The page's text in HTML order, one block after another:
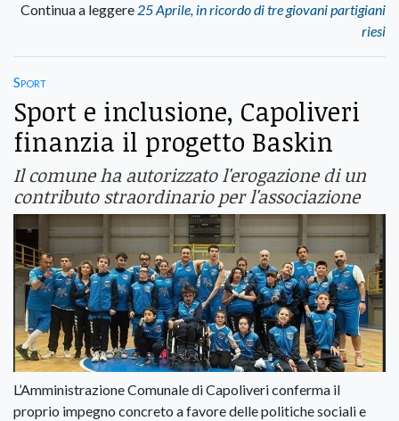
Continua a leggere 25 Aprile, in ricordo di tre giovani partigiani
riesi
Sport
Sport e inclusione, Capoliveri
finanzia il progetto Baskin
Il comune ha autorizzato l'erogazione di un
contributo straordinario per l'associazione
L’Amministrazione Comunale di Capoliveri conferma il
proprio impegno concreto a favore delle politiche sociali e